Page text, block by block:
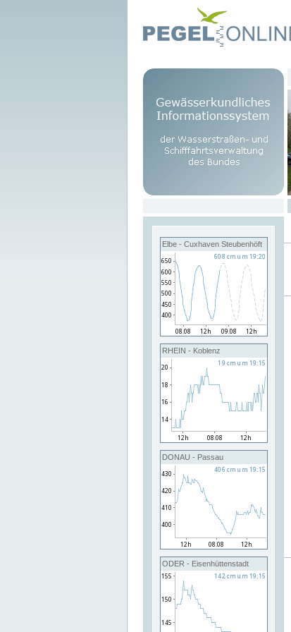
Elbe - Cuxhaven Steubenhöft
RHEIN - Koblenz
DONAU - Passau
ODER - Eisenhüttenstadt